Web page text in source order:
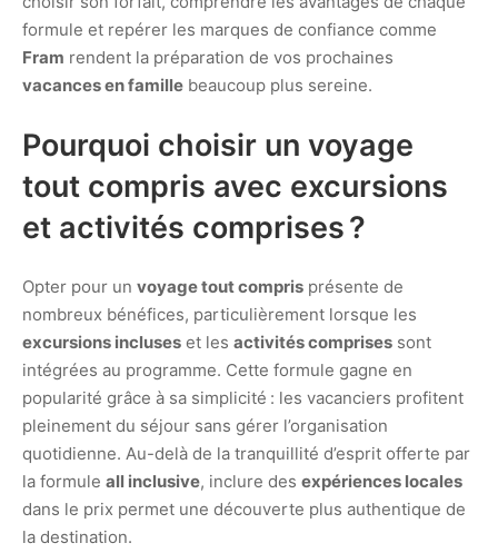
formule et repérer les marques de confiance comme
Fram rendent la préparation de vos prochaines
vacances en famille beaucoup plus sereine.
Pourquoi choisir un voyage
tout compris avec excursions
et activités comprises ?
Opter pour un voyage tout compris présente de
nombreux bénéfices, particulièrement lorsque les
excursions incluses et les activités comprises sont
intégrées au programme. Cette formule gagne en
popularité grâce à sa simplicité : les vacanciers profitent
pleinement du séjour sans gérer l’organisation
quotidienne. Au-delà de la tranquillité d’esprit offerte par
la formule all inclusive, inclure des expériences locales
dans le prix permet une découverte plus authentique de
la destination.